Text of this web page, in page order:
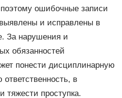
ошибочные записи
и исправлены в
За нарушения и
обязанностей
понести дисциплинарную
в
тяжести проступка.